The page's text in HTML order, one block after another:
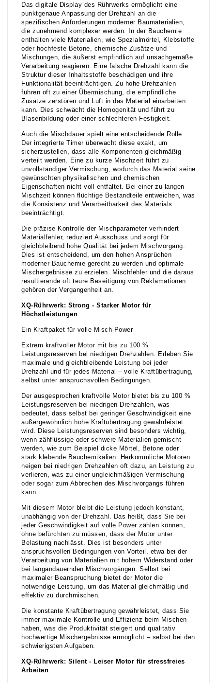
Das digitale Display des Rührwerks ermöglicht eine
punktgenaue Anpassung der Drehzahl an die
spezifischen Anforderungen moderner Baumaterialien,
die zunehmend komplexer werden. In der Bauchemie
enthalten viele Materialien, wie Spezialmörtel, Klebstoffe
oder hochfeste Betone, chemische Zusätze und
Mischungen, die äußerst empfindlich auf unsachgemäße
Verarbeitung reagieren. Eine falsche Drehzahl kann die
Struktur dieser Inhaltsstoffe beschädigen und ihre
Funktionalität beeinträchtigen. Zu hohe Drehzahlen
führen oft zu einer Übermischung, die empfindliche
Zusätze zerstören und Luft in das Material einarbeiten
kann. Dies schwächt die Homogenität und führt zu
Blasenbildung oder einer schlechteren Festigkeit.
Auch die Mischdauer spielt eine entscheidende Rolle.
Der integrierte Timer überwacht diese exakt, um
sicherzustellen, dass alle Komponenten gleichmäßig
verteilt werden. Eine zu kurze Mischzeit führt zu
unvollständiger Vermischung, wodurch das Material seine
gewünschten physikalischen und chemischen
Eigenschaften nicht voll entfaltet. Bei einer zu langen
Mischzeit können flüchtige Bestandteile entweichen, was
die Konsistenz und Verarbeitbarkeit des Materials
beeinträchtigt.
Die präzise Kontrolle der Mischparameter verhindert
Materialfehler, reduziert Ausschuss und sorgt für
gleichbleibend hohe Qualität bei jedem Mischvorgang.
Dies ist entscheidend, um den hohen Ansprüchen
moderner Bauchemie gerecht zu werden und optimale
Mischergebnisse zu erzielen. Mischfehler und die daraus
resultierende oft teure Beseitigung von Reklamationen
gehören der Vergangenheit an.
XQ-Rührwerk: Strong - Starker Motor für
Höchstleistungen
Ein Kraftpaket für volle Misch-Power
Extrem kraftvoller Motor mit bis zu 100 %
Leistungsreserven bei niedrigen Drehzahlen. Erleben Sie
maximale und gleichbleibende Leistung bei jeder
Drehzahl und für jedes Material – volle Kraftübertragung,
selbst unter anspruchsvollen Bedingungen.
Der ausgesprochen kraftvolle Motor bietet bis zu 100 %
Leistungsreserven bei niedrigen Drehzahlen, was
bedeutet, dass selbst bei geringer Geschwindigkeit eine
außergewöhnlich hohe Kraftübertragung gewährleistet
wird. Diese Leistungsreserven sind besonders wichtig,
wenn zähflüssige oder schwere Materialien gemischt
werden, wie zum Beispiel dicke Mörtel, Betone oder
stark klebende Bauchemikalien. Herkömmliche Motoren
neigen bei niedrigen Drehzahlen oft dazu, an Leistung zu
verlieren, was zu einer ungleichmäßigen Vermischung
oder sogar zum Abbrechen des Mischvorgangs führen
kann.
Mit diesem Motor bleibt die Leistung jedoch konstant,
unabhängig von der Drehzahl. Das heißt, dass Sie bei
jeder Geschwindigkeit auf volle Power zählen können,
ohne befürchten zu müssen, dass der Motor unter
Belastung nachlässt. Dies ist besonders unter
anspruchsvollen Bedingungen von Vorteil, etwa bei der
Verarbeitung von Materialien mit hohem Widerstand oder
bei langandauernden Mischvorgängen. Selbst bei
maximaler Beanspruchung bietet der Motor die
notwendige Leistung, um das Material gleichmäßig und
effektiv zu durchmischen.
Die konstante Kraftübertragung gewährleistet, dass Sie
immer maximale Kontrolle und Effizienz beim Mischen
haben, was die Produktivität steigert und qualitativ
hochwertige Mischergebnisse ermöglicht – selbst bei den
schwierigsten Aufgaben.
XQ-Rührwerk: Silent - Leiser Motor für stressfreies
Arbeiten